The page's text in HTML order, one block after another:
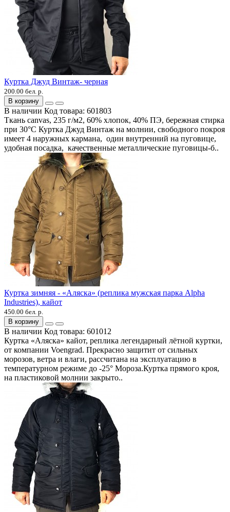
Куртка Джуд Винтаж- черная
200.00 бел. р.
В корзину
В наличии Код товара: 601803
Ткань canvas, 235 г/м2, 60% хлопок, 40% ПЭ, бережная стирка
при 30°C Куртка Джуд Винтаж на молнии, свободного покроя
имеет 4 наружных кармана, один внутренний на пуговице,
удобная посадка, качественные металлические пуговицы-б..
Куртка зимняя - «Аляска» (реплика мужская парка Alpha
Industries), кайот
450.00 бел. р.
В корзину
В наличии Код товара: 601012
Куртка «Аляска» кайот, реплика легендарный лётной куртки,
от компании Voengrad. Прекрасно защитит от сильных
морозов, ветра и влаги, рассчитана на эксплуатацию в
температурном режиме до -25° Мороза.Куртка прямого кроя,
на пластиковой молнии закрыто..